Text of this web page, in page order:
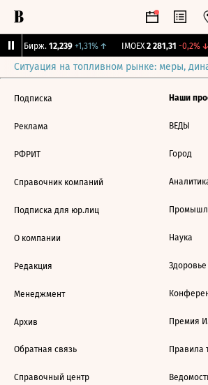
CNY Бирж. 12,239 +1,31%↑ IMOEX 2 281,31 -0,2%↓
Ситуация на топливном рынке: меры,
Подписка
Реклама
РФРИТ
Справочник компаний
Подписка для юр.лиц
О компании
Редакция
Менеджмент
Архив
Обратная связь
Справочный центр
Наши
ВЕДЫ
Город
Наука
Здоровье
Премия
Правила